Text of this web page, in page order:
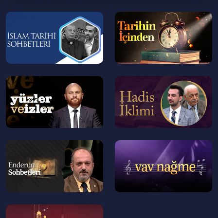
sağlanıyordu?
23:00İslam'da Şurta (Polis) teşkilatının ortaya
çıkışı ve tarihi süreç
bekçilik
25:30Hz. Peygamber ve dört halife döneminde
şurta teşkilatı
32:00Hz. Ali döneminde şurta (polis) teşkilatı
35:15
Emeviler döneminde şurta (polis) teşkilatı
Emeviler döneminde şurta (polis)
--
>
--
>
--
--
--
--